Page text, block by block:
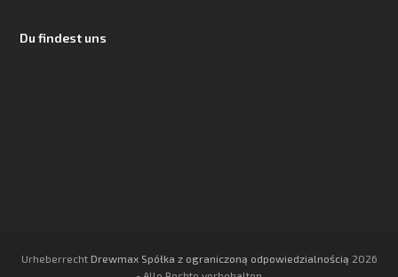
Du findest uns
Urheberrecht Drewmax Spółka z ograniczoną odpowiedzialnością 2026